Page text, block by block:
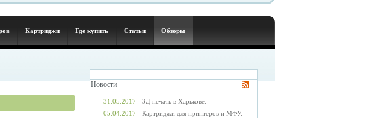
Картриджи Где купить Статьи Обзоры
Новости
31.05.2017 - 3Д печать в Харькове.
05.04.2017 - Картриджи для принтеров и МФУ.